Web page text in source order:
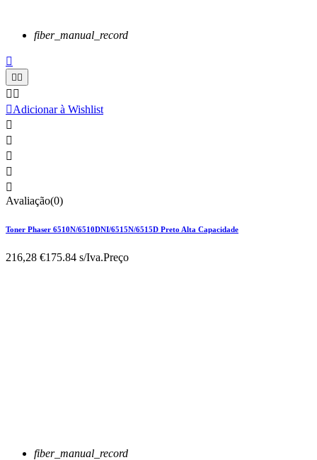
fiber_manual_record


 
Adicionar à Wishlist





Avaliação(0)
Toner Phaser 6510N/6510DNI/6515N/6515D Preto Alta Capacidade
216,28 €175.84 s/Iva.Preço
fiber_manual_record